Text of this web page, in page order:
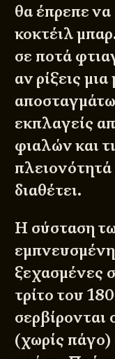
θα έπρεπε
κοκτέιλ
σε ποτά
αν ρίξεις
εκπλαγείς
φιαλών και
διαθέτει.
Η σύσταση
ξεχασμένες
τρίτο του
σερβίρονται
(χωρίς πάγο)